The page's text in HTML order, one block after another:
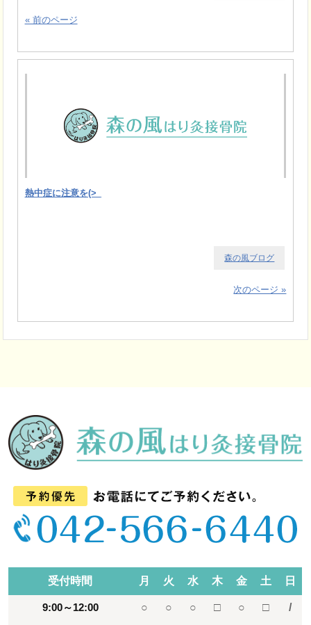
« 前のページ
熱中症に注意を(>_
森の風ブログ
次のページ »
受付時間 月 火 水 木 金 土 日
9:00～12:00 ○ ○ ○ □ ○ □ /